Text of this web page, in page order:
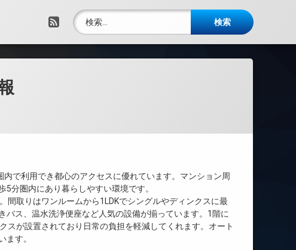
RSS
検索:
で利用でき都心のアクセスに優れています。マンション周
分圏内にあり暮らしやすい環境です。
取りはワンルームから1LDKでシングルやディンクスに最
ス、温水洗浄便座など人気の設備が揃っています。1階に
が設置されており日常の負担を軽減してくれます。オート
ます。